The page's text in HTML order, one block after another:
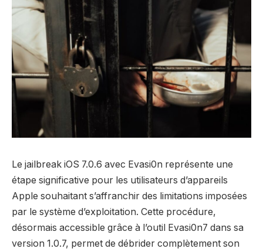
Le jailbreak iOS 7.0.6 avec Evasi0n représente une
étape significative pour les utilisateurs d’appareils
Apple souhaitant s’affranchir des limitations imposées
par le système d’exploitation. Cette procédure,
désormais accessible grâce à l’outil Evasi0n7 dans sa
version 1.0.7, permet de débrider complètement son